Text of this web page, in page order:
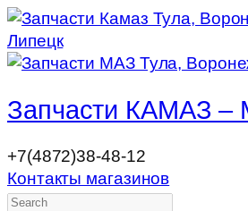
Запчасти КАМАЗ –
+7(4872)38-48-12
Контакты магазинов
Search